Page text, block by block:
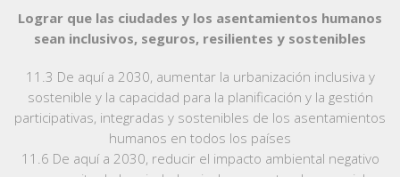
Lograr que las ciudades y los asentamientos humanos
sean inclusivos, seguros, resilientes y sostenibles
11.3 De aquí a 2030, aumentar la urbanización inclusiva y
sostenible y la capacidad para la planificación y la gestión
participativas, integradas y sostenibles de los asentamientos
humanos en todos los países
11.6 De aquí a 2030, reducir el impacto ambiental negativo